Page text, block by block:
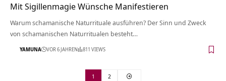
Mit Sigillenmagie Wünsche Manifestieren
Warum schamanische Naturrituale ausführen? Der Sinn und Zweck
von schamanischen Naturritualen besteht…
YAMUNA VOR 6 JAHREN 811 VIEWS
1 2